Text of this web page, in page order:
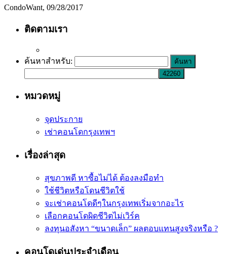
CondoWant, 09/28/2017
ติดตามเรา
ค้นหาสำหรับ:
หมวดหมู่
จุดประกาย
เช่าคอนโดกรุงเทพฯ
เรื่องล่าสุด
สุขภาพดี หาซื้อไม่ได้ ต้องลงมือทำ
ใช้ชีวิตหรือโดนชีวิตใช้
จะเช่าคอนโดดีๆในกรุงเทพเริ่มจากอะไร
เลือกคอนโดผิดชีวิตไม่เวิร์ค
ลงทุนอสังหา “ขนาดเล็ก” ผลตอบแทนสูงจริงหรือ ?
คอนโดเด่นประจำเดือน